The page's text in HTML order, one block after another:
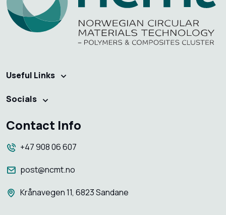
Useful Links
Socials
Contact Info
+47 908 06 607
post@ncmt.no
Krånavegen 11, 6823 Sandane